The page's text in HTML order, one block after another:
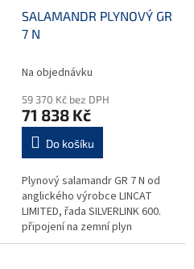
SALAMANDR PLYNOVÝ GR
7 N
Na objednávku
59 370 Kč bez DPH
71 838 Kč
Do košíku
Plynový salamandr GR 7 N od
anglického výrobce LINCAT
LIMITED, řada SILVERLINK 600.
připojení na zemní plyn
keramické plynové hořáky